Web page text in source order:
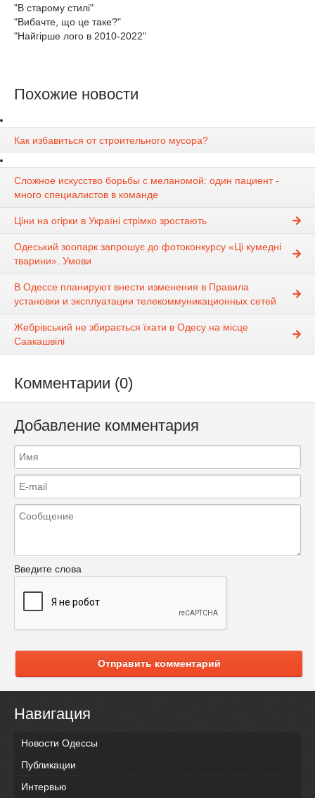
"В старому стилі"
"Вибачте, що це таке?"
"Найгірше лого в 2010-2022"
Похожие новости
Как избавиться от строительного мусора?
Сложное искусство борьбы с меланомой: один пациент -
много специалистов в команде
Ціни на огірки в Україні стрімко зростають
Одеський зоопарк запрошує до фотоконкурсу «Ці кумедні
тварини». Умови
В Одессе планируют внести изменения в Правила
установки и эксплуатации телекоммуникационных сетей
Жебрівський не збирається їхати в Одесу на місце
Саакашвілі
Комментарии (0)
Добавление комментария
Введите слова
Отправить комментарий
Навигация
Новости Одессы
Публикации
Интервью